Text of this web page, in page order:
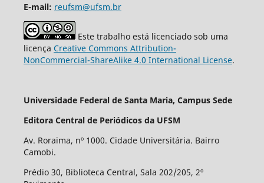
E-mail: reufsm@ufsm.br
Este trabalho está licenciado sob uma
licença Creative Commons Attribution-
NonCommercial-ShareAlike 4.0 International License.
Universidade Federal de Santa Maria, Campus Sede
Editora Central de Periódicos da UFSM
Av. Roraima, nº 1000. Cidade Universitária. Bairro
Camobi.
Prédio 30, Biblioteca Central, Sala 202/205, 2º